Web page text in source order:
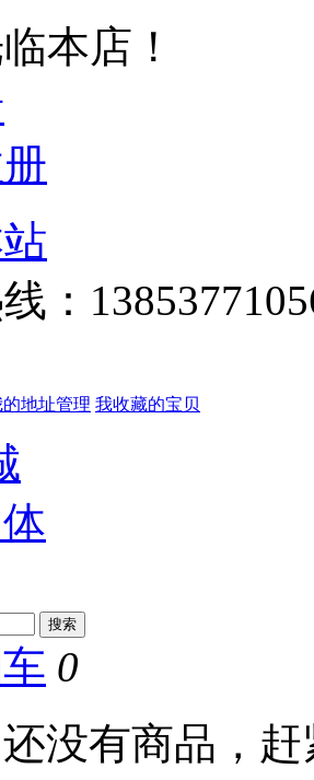
本店！
：
的地址管理 我收藏的宝贝
0
没有商品，